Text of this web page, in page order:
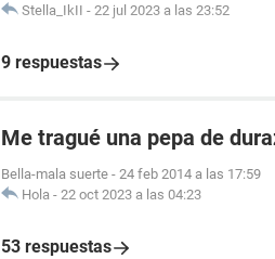
Stella_IkII - 22 jul 2023 a las 23:52
9 respuestas
Me tragué una pepa de
Bella-mala suerte - 24 feb 2014 a las 17:59
Hola - 22 oct 2023 a las 04:23
53 respuestas